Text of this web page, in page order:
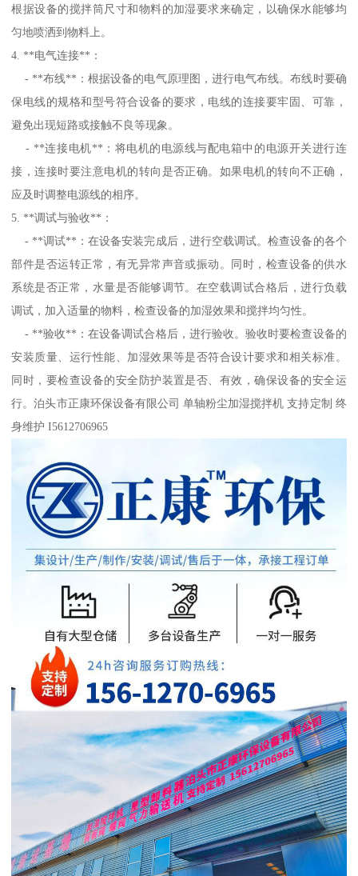
根据设备的搅拌筒尺寸和物料的加湿要求来确定，以确保水能够均
匀地喷洒到物料上。
4. **电气连接**：
- **布线**：根据设备的电气原理图，进行电气布线。布线时要确
保电线的规格和型号符合设备的要求，电线的连接要牢固、可靠，
避免出现短路或接触不良等现象。
- **连接电机**：将电机的电源线与配电箱中的电源开关进行连
接，连接时要注意电机的转向是否正确。如果电机的转向不正确，
应及时调整电源线的相序。
5. **调试与验收**：
- **调试**：在设备安装完成后，进行空载调试。检查设备的各个
部件是否运转正常，有无异常声音或振动。同时，检查设备的供水
系统是否正常，水量是否能够调节。在空载调试合格后，进行负载
调试，加入适量的物料，检查设备的加湿效果和搅拌均匀性。
- **验收**：在设备调试合格后，进行验收。验收时要检查设备的
安装质量、运行性能、加湿效果等是否符合设计要求和相关标准。
同时，要检查设备的安全防护装置是否、有效，确保设备的安全运
行。泊头市正康环保设备有限公司 单轴粉尘加湿搅拌机 支持定制 终
身维护 I5612706965